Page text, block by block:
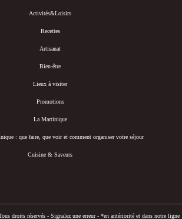
Activités&Loisirs
Recettes
Artisanat
Bien-être
Lieux à visiter
Promotions
La Martinique
: que faire, que voir et comment organiser votre séjour
Cuisine & Saveurs
droits réservés - Signalez une erreur - *en antériorité et dans notre ligne